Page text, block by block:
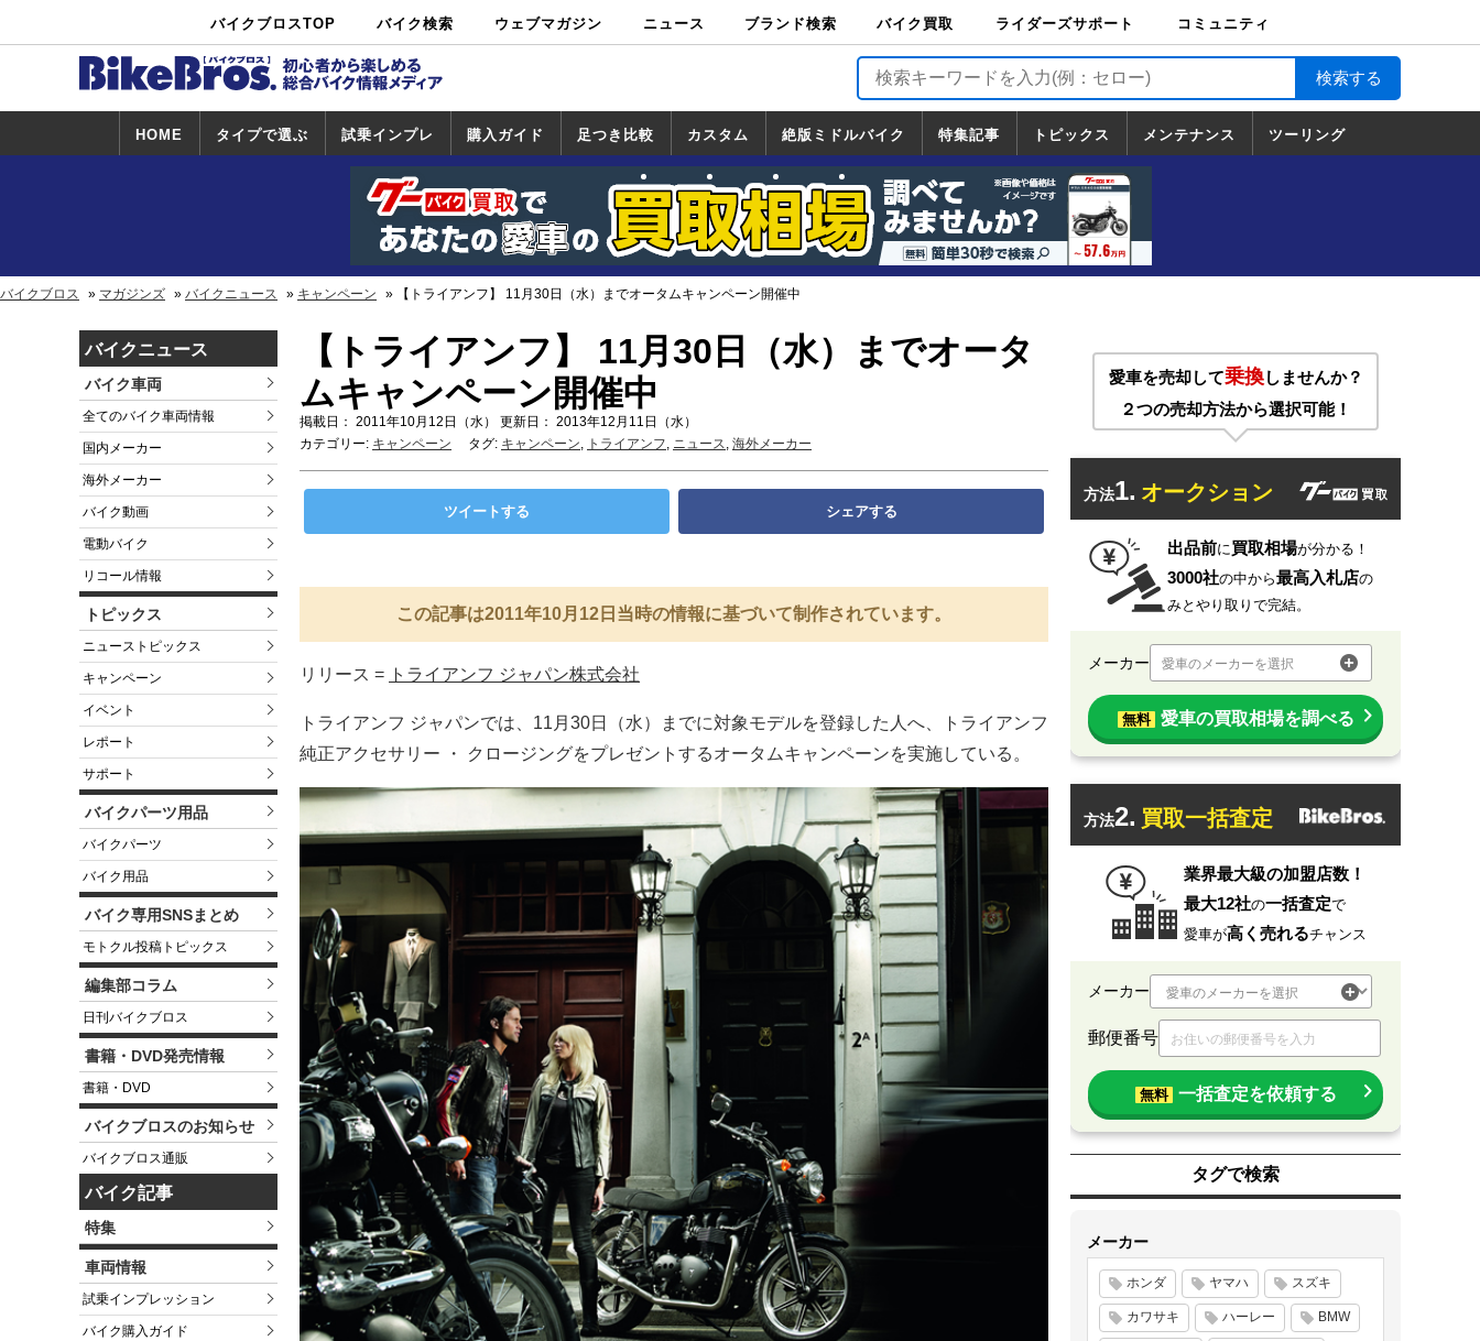
バイクブロスTOP バイク検索
中古バイ
ク・新車検
カタログ検
索
ショップ検
索
ウェブマガジン ニュース ブランド検索 バイク買取
バイク買取
ライダーズサポート
ライダーズサポート
TOP
バイク輸送
バイクガレージライ
フ
バイク車両保険
ロードサービス
バイク試乗
コミュニティ
HOME タイプで選ぶ 試乗インプレ
試乗インプレ
一覧
ホンダ
ヤマハ
スズキ
カワサキ
ハーレー
BMW
トライアンフ
ドゥカティ
購入ガイド
一覧
足つき比較 カスタム
カスタム
一覧
ホンダ
ヤマハ
スズキ
カワサキ
絶版ミドルバイク
絶版ミドルバイク
一覧
ホンダ
ヤマハ
スズキ
カワサキ
特集記事 トピックス
トピックス
一覧
ホンダ
ヤマハ
スズキ
カワサキ
ハーレーダ
ビッドソン
BMW
ドゥカティ
トライアン
フ
メンテナンス ツーリング
道の駅調査隊
ツーリング情報局
日本の道50選
国道めぐり
林道ツーリング
バイクブロス マガジンズ バイクニュース キャンペーン 【トライアンフ】 11月30日（水）までオータムキャンペーン開催中
バイクニュース
バイク車両
全てのバイク車両情報
国内メーカー
海外メーカー
バイク動画
電動バイク
リコール情報
トピックス
ニューストピックス
キャンペーン
イベント
レポート
サポート
バイクパーツ用品
バイクパーツ
バイク用品
バイク専用SNSまとめ
モトクル投稿トピックス
編集部コラム
日刊バイクブロス
書籍・DVD発売情報
書籍・DVD
バイクブロスのお知らせ
バイクブロス通販
バイク記事
特集
車両情報
試乗インプレッション
バイク購入ガイド
【トライアンフ】 11月30日（水）までオータ
ムキャンペーン開催中
掲載日： 2011年10月12日（水） 更新日： 2013年12月11日（水）
カテゴリー: キャンペーン タグ: キャンペーン, トライアンフ, ニュース, 海外メーカー
ツイートする シェアする
この記事は2011年10月12日当時の情報に基づいて制作されています。
リリース = トライアンフ ジャパン株式会社
トライアンフ ジャパンでは、11月30日（水）までに対象モデルを登録した人へ、トライアンフ
純正アクセサリー ・ クロージングをプレゼントするオータムキャンペーンを実施している。
愛車を売却して乗換しませんか？
２つの売却方法から選択可能！
方法1. オークション
出品前に買取相場が分かる！
3000社の中から最高入札店の
みとやり取りで完結。
メーカー 愛車のメーカーを選択
無料 愛車の買取相場を調べる
方法2. 買取一括査定
業界最大級の加盟店数！
最大12社の一括査定で
愛車が高く売れるチャンス
メーカー
郵便番号
無料 一括査定を依頼する
タグで検索
メーカー
ホンダ ヤマハ スズキ
カワサキ ハーレー BMW